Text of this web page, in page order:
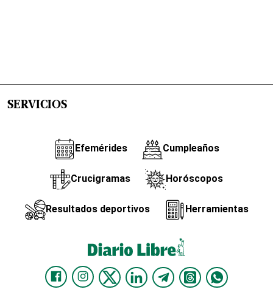
SERVICIOS
Efemérides Cumpleaños
Crucigramas Horóscopos
Resultados deportivos Herramientas